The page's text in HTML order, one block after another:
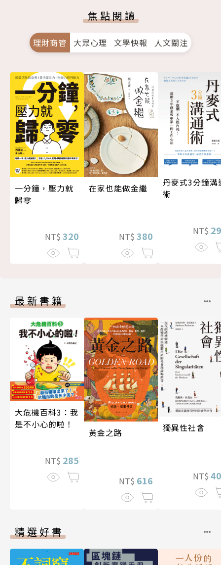
焦點閱讀
理財商管 大眾心理 文學快報 人文關注
一分鐘，壓力就
歸零
NT$ 320
在家也能做金繼
NT$ 380
丹麥式3分鐘溝
術
NT$
最新書籍
大危機百科3：我
是不小心的啦！
NT$ 285
黃金之路
NT$ 616
獨異性社會
NT$
精選好書